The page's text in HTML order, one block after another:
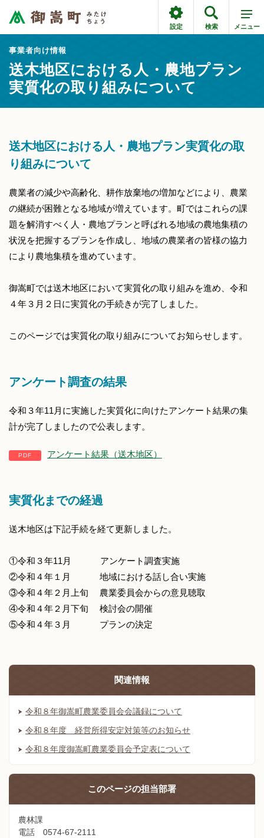
設定 検索 メニュー
事業者向け情報
送木地区における人・農地プラン
実質化の取り組みについて
送木地区における人・農地プラン実質化の取
り組みについて
農業者の減少や高齢化、耕作放棄地の増加などにより、農業
の継続が困難となる地域が増えています。町ではこれらの課
題を解消すべく人・農地プランと呼ばれる地域の農地集積の
状況を把握するプランを作成し、地域の農業者の皆様の協力
により農地集積を進めています。
御嵩町では送木地区において実質化の取り組みを進め、令和
４年３月２日に実質化の手続きが完了しました。
このページでは実質化の取り組みについてお知らせします。
アンケート調査の結果
令和３年11月に実施した実質化に向けたアンケート結果の集
計が完了しましたので公表します。
アンケート結果（送木地区）
実質化までの経過
送木地区は下記手続を経て更新しました。
①令和３年11月 アンケート調査実施
②令和４年１月 地域における話し合い実施
③令和４年２月上旬 農業委員会からの意見聴取
④令和４年２月下旬 検討会の開催
⑤令和４年３月 プランの決定
関連情報
令和８年御嵩町農業委員会会議録について
令和８年度 経営所得安定対策等のお知らせ
令和８年度御嵩町農業委員会予定表について
このページの担当部署
農林課
電話 0574-67-2111